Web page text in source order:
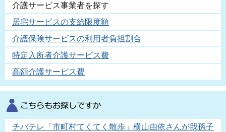
介護サービス事業者を探す
居宅サービスの支給限度額
介護保険サービスの利用者負担割合
特定入所者介護サービス費
高額介護サービス費
チバテレ「市町村てくてく散歩」横山由依さんが我孫子